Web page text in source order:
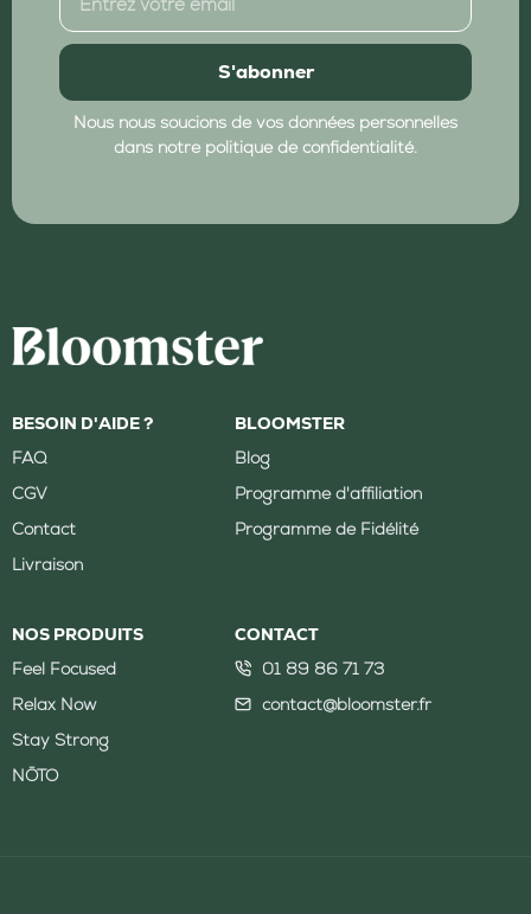
S'abonner
Nous nous soucions de vos données personnelles
dans notre politique de confidentialité.
BESOIN D'AIDE ?
FAQ
CGV
Contact
Livraison
BLOOMSTER
Blog
Programme d'affiliation
Programme de Fidélité
NOS PRODUITS
Feel Focused
Relax Now
Stay Strong
NŌTO
CONTACT
01 89 86 71 73
contact@bloomster.fr